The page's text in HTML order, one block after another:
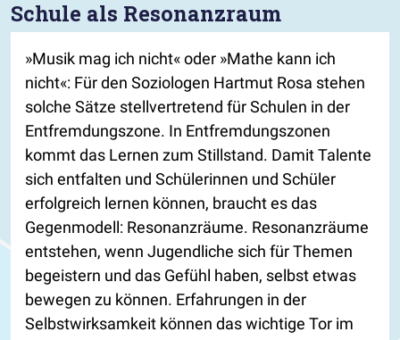
Schule als Resonanzraum
»Musik mag ich nicht« oder »Mathe kann ich
nicht«: Für den Soziologen Hartmut Rosa stehen
solche Sätze stellvertretend für Schulen in der
Entfremdungszone. In Entfremdungszonen
kommt das Lernen zum Stillstand. Damit Talente
sich entfalten und Schülerinnen und Schüler
erfolgreich lernen können, braucht es das
Gegenmodell: Resonanzräume. Resonanzräume
entstehen, wenn Jugendliche sich für Themen
begeistern und das Gefühl haben, selbst etwas
bewegen zu können. Erfahrungen in der
Selbstwirksamkeit können das wichtige Tor im